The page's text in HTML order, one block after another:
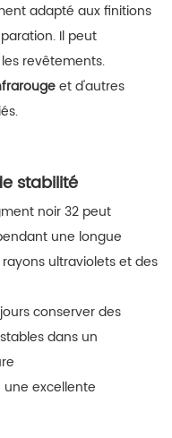
adapté aux finitions
Il peut
revêtements.
et d'autres
stabilité
noir 32 peut
une longue
ultraviolets et des
conserver des
dans un
une excellente